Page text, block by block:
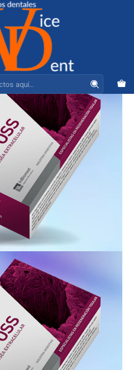
+56944575313
DE ORIGEN PORCINO 0.5 GRS